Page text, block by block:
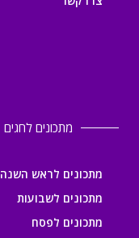
מתכונים לחגים
מתכונים לראש השנה
מתכונים לשבועות
מתכונים לפסח